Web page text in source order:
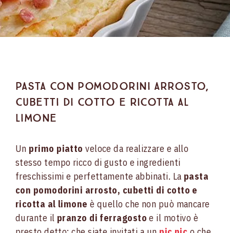
Pasta con pomodorini arrosto,
cubetti di cotto e ricotta al
limone
Un primo piatto veloce da realizzare e allo
stesso tempo ricco di gusto e ingredienti
freschissimi e perfettamente abbinati. La pasta
con pomodorini arrosto, cubetti di cotto e
ricotta al limone è quello che non può mancare
durante il pranzo di ferragosto e il motivo è